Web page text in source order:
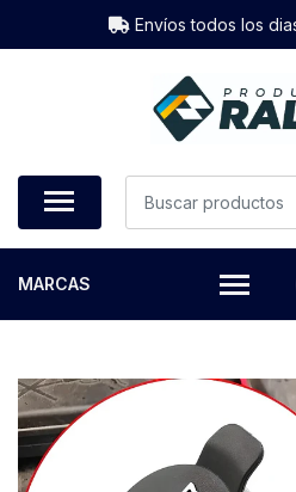
Envíos todos los
MARCAS